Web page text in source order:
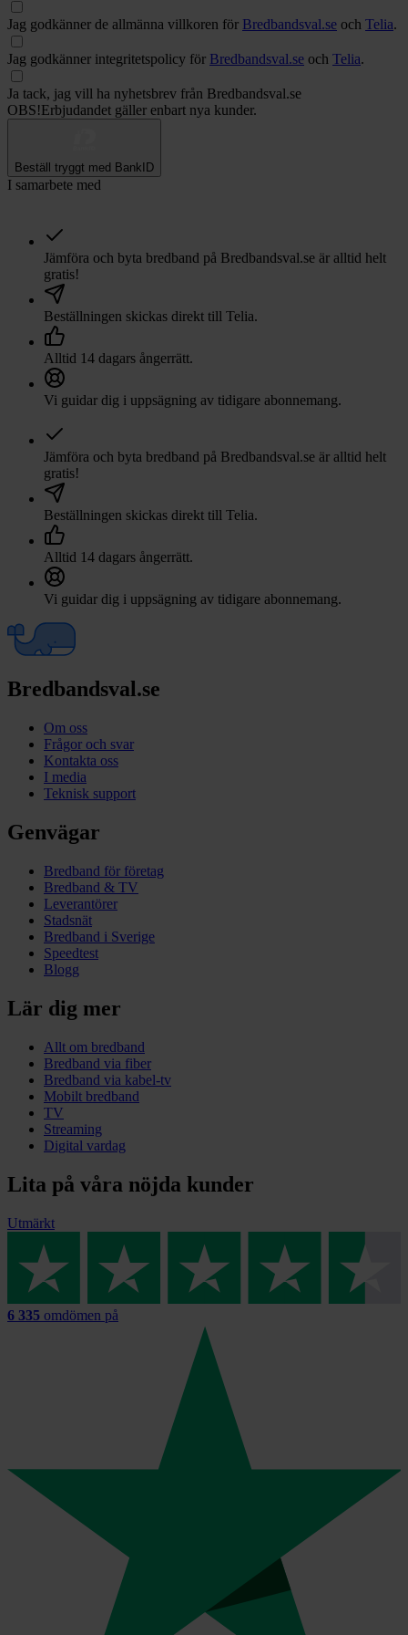
Jag godkänner de allmänna villkoren för Bredbandsval.se och Telia.
Jag godkänner integritetspolicy för Bredbandsval.se och Telia.
Ja tack, jag vill ha nyhetsbrev från Bredbandsval.se
OBS!Erbjudandet gäller enbart nya kunder.
Beställ tryggt med BankID
I samarbete med
Jämföra och byta bredband på Bredbandsval.se är alltid helt
gratis!
Beställningen skickas direkt till Telia.
Alltid 14 dagars ångerrätt.
Vi guidar dig i uppsägning av tidigare abonnemang.
Jämföra och byta bredband på Bredbandsval.se är alltid helt
gratis!
Beställningen skickas direkt till Telia.
Alltid 14 dagars ångerrätt.
Vi guidar dig i uppsägning av tidigare abonnemang.
Bredbandsval.se
Om oss
Frågor och svar
Kontakta oss
I media
Teknisk support
Genvägar
Bredband för företag
Bredband & TV
Leverantörer
Stadsnät
Bredband i Sverige
Speedtest
Blogg
Lär dig mer
Allt om bredband
Bredband via fiber
Bredband via kabel-tv
Mobilt bredband
TV
Streaming
Digital vardag
Lita på våra nöjda kunder
Utmärkt
6 335 omdömen på